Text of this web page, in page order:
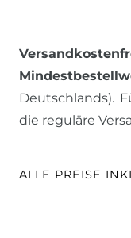
Deutschlands).
die reguläre
ALLE PREISE